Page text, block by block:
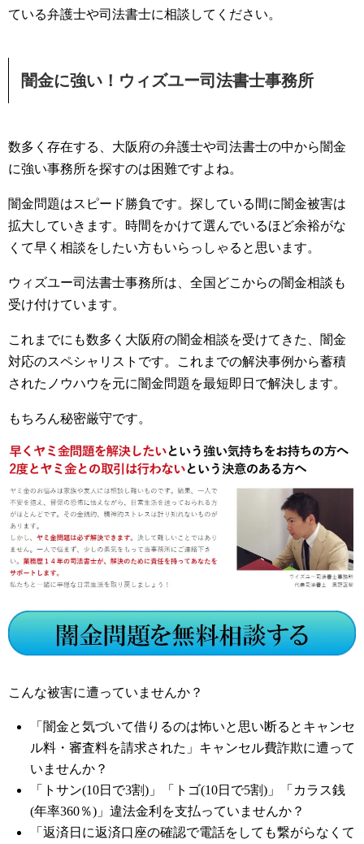
ている弁護士や司法書士に相談してください。
闇金に強い！ウィズユー司法書士事務所
数多く存在する、大阪府の弁護士や司法書士の中から闇金
に強い事務所を探すのは困難ですよね。
闇金問題はスピード勝負です。探している間に闇金被害は
拡大していきます。時間をかけて選んでいるほど余裕がな
くて早く相談をしたい方もいらっしゃると思います。
ウィズユー司法書士事務所は、全国どこからの闇金相談も
受け付けています。
これまでにも数多く大阪府の闇金相談を受けてきた、闇金
対応のスペシャリストです。これまでの解決事例から蓄積
されたノウハウを元に闇金問題を最短即日で解決します。
もちろん秘密厳守です。
こんな被害に遭っていませんか？
「闇金と気づいて借りるのは怖いと思い断るとキャンセ
ル料・審査料を請求された」キャンセル費詐欺に遭って
いませんか？
「トサン(10日で3割)」「トゴ(10日で5割)」「カラス銭
(年率360％)」違法金利を支払っていませんか？
「返済日に返済口座の確認で電話をしても繋がらなくて